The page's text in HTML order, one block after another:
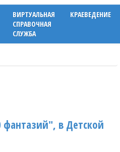
ВИРТУАЛЬНАЯ
СПРАВОЧНАЯ
СЛУЖБА
КРАЕВЕДЕНИЕ
фантазий", в Детской